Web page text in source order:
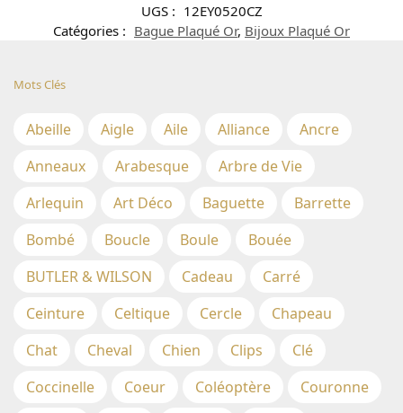
UGS : 12EY0520CZ
Catégories : Bague Plaqué Or, Bijoux Plaqué Or
Mots Clés
Abeille Aigle Aile Alliance
Ancre
Anneaux
Arabesque
Arbre de Vie
Arlequin
Art Déco Baguette
Barrette
Bombé
Boucle Boule
Bouée
BUTLER & WILSON
Cadeau
Carré
Ceinture
Celtique Cercle
Chapeau
Chat
Cheval Chien Clips
Clé
Coccinelle
Coeur Coléoptère
Couronne